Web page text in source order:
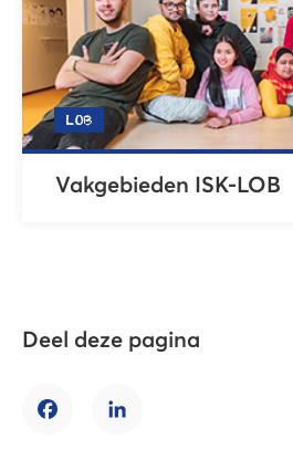
LOB
Vakgebieden ISK-LOB
Deel deze pagina
FacebookLinkedIn